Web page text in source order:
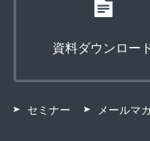
資料ダウンロー
セミナー メールマ